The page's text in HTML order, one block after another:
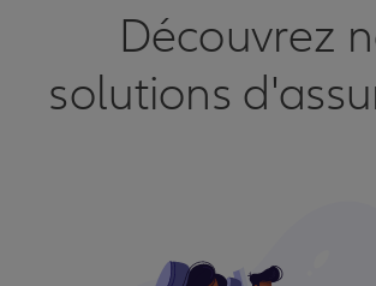
Découvrez
solutions